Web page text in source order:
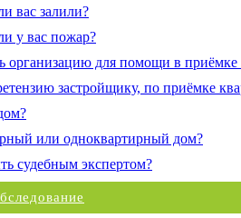
вас залили?
у вас пожар?
организацию для помощи в приёмке
застройщику, по приёмке
или одноквартирный дом?
судебным экспертом?